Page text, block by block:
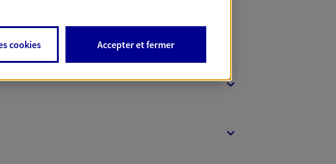
cookies Accepter et fermer